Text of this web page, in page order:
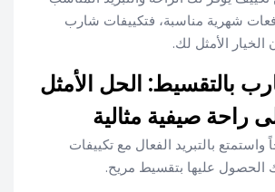
شهرية مناسبة، فتكييفات شارب
الأمثل لك.
بالتقسيط: الحل الأمثل
راحة صيفية مثالية
بالتبريد الفعال مع تكييفات
الحصول عليها بتقسيط مريح.